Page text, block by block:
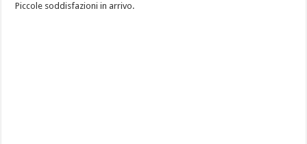
Piccole soddisfazioni in arrivo.